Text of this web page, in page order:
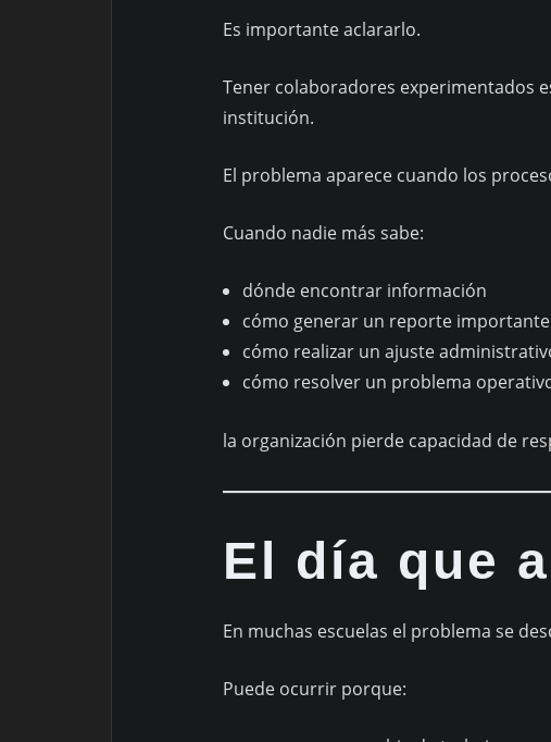
Es importante aclararlo.
Tener colaboradores experimentados
institución.
El problema aparece cuando los
Cuando nadie más sabe:
dónde encontrar información
cómo generar un reporte importante
cómo realizar un ajuste
cómo resolver un problema
la organización pierde capacidad de
El día que
En muchas escuelas el problema se
Puede ocurrir porque: